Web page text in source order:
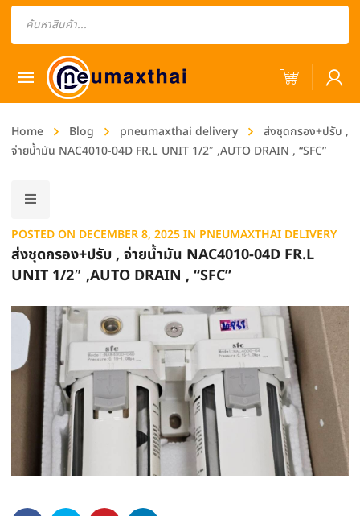
Products
search
Home Blog pneumaxthai delivery
ส่งชุดกรอง+ปรับ ,
จ่ายน้ำมัน NAC4010-04D FR.L UNIT 1/2″ ,AUTO DRAIN , “SFC”
POSTED ON DECEMBER 8, 2025IN PNEUMAXTHAI DELIVERY
ส่งชุดกรอง+ปรับ , จ่ายน้ำมัน NAC4010-04D FR.L
UNIT 1/2″ ,AUTO DRAIN , “SFC”